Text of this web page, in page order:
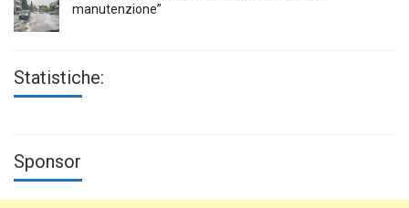
manutenzione”
Statistiche:
Sponsor